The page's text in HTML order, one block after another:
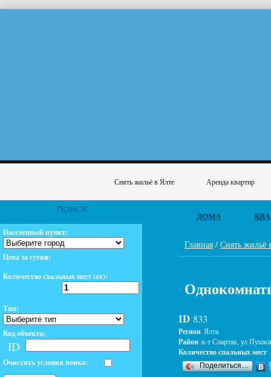
Снять жильё в Ялте Аренда квартир
ДОМА
Главная / Снять жильё
ID 833
Регион Ялта
Район к-т Спартак, ул
Количество спальных мест
Поделиться…
ПОИСК
Населенный пункт:
Цена за сутки:
Количество спальных мест (от):
Тип:
Код объекта:
ID
Очистить условия поика: